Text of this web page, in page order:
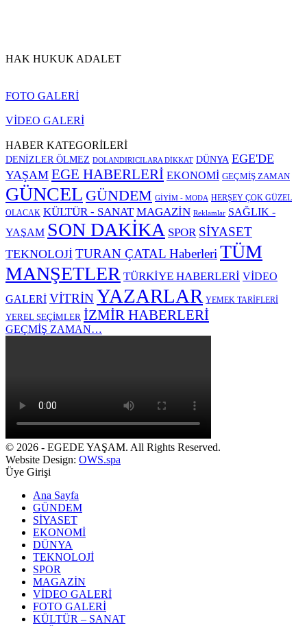
HAK HUKUK ADALET
FOTO GALERİ
VİDEO GALERİ
HABER KATEGORİLERİ
DENİZLER ÖLMEZ DOLANDIRICILARA DİKKAT DÜNYA EGE'DE
YAŞAM EGE HABERLERİ EKONOMİ GEÇMİŞ ZAMAN
GÜNCEL GÜNDEM GİYİM - MODA HERŞEY ÇOK GÜZEL
OLACAK KÜLTÜR - SANAT MAGAZİN Reklamlar SAĞLIK -
YAŞAM SON DAKİKA SPOR SİYASET
TEKNOLOJİ TURAN ÇATAL Haberleri TÜM
MANŞETLER TÜRKİYE HABERLERİ VİDEO
GALERİ VİTRİNYAZARLAR YEMEK TARİFLERİ
YEREL SEÇİMLER İZMİR HABERLERİ
GEÇMİŞ ZAMAN…
© 2026 - EGEDE YAŞAM. All Rights Reserved.
Website Design: OWS.spa
Üye Girişi
Ana Sayfa
GÜNDEM
SİYASET
EKONOMİ
DÜNYA
TEKNOLOJİ
SPOR
MAGAZİN
VİDEO GALERİ
FOTO GALERİ
KÜLTÜR – SANAT